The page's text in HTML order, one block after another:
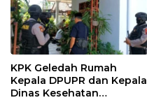
KPK Geledah Rumah
Kepala DPUPR dan Kepala
Dinas Kesehatan